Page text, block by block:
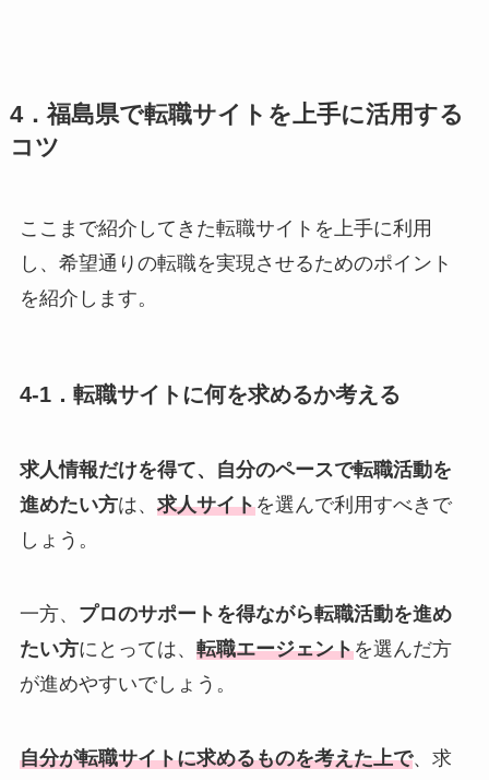
4．福島県で転職サイトを上手に活用する
コツ
ここまで紹介してきた転職サイトを上手に利用
し、希望通りの転職を実現させるためのポイント
を紹介します。
4-1．転職サイトに何を求めるか考える
求人情報だけを得て、自分のペースで転職活動を
進めたい方は、 求人サイトを選んで利用すべきで
しょう。
一方、 プロのサポートを得ながら転職活動を進め
たい方にとっては、 転職エージェントを選んだ方
が進めやすいでしょう。
自分が転職サイトに求めるものを考えた上で、求